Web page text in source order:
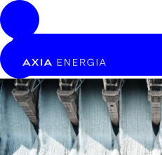
Pular para o Conteúdo principal